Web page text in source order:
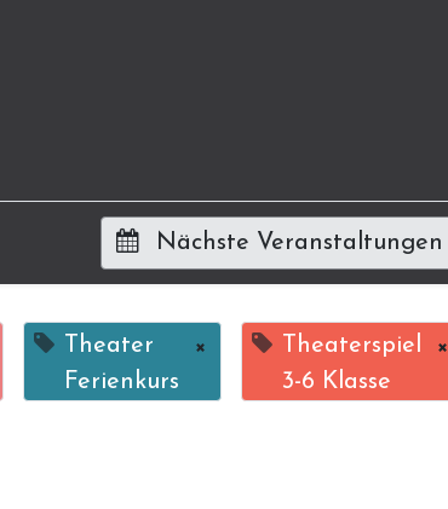
Nächste Veranstaltungen
Theater
Ferienkurs
×
Theaterspiel
3-6 Klasse
×